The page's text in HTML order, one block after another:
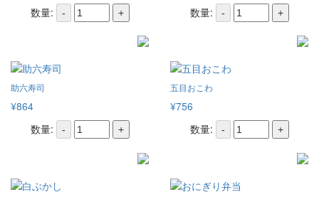
数量:
- +
数量:
- +
助六寿司
¥864
数量:
- +
五目おこわ
¥756
数量:
- +